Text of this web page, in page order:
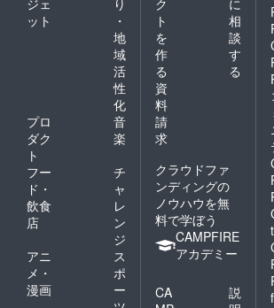
ジェ
ット
り
・
地
域
活
性
化
プロ
ダク
ト
音
楽
フー
ド・
飲食
店
チ
ャ
レ
ン
ジ
アニ
メ・
漫画
ス
ポ
ー
ク
ト
を
作
る
に
相
談
す
る
資
料
請
求
クラウドファ
ンディングの
ノウハウを無
料で学ぼう
CAMPFIRE
アカデミー
CA
説